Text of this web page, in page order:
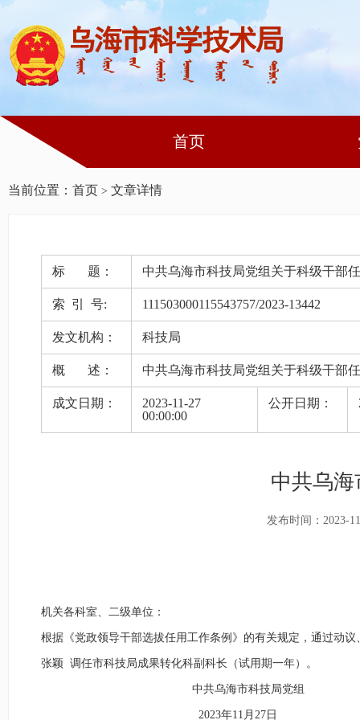
首页
当前位置： 首页 > 文章详情
标 题： 中共乌海市科技局党组关于科级干部
索 引 号: 111503000115543757/2023-13442
发文机构： 科技局
概 述： 中共乌海市科技局党组关于科级干部
成文日期：
2023-11-27
00:00:00
公开日期：
中共乌
发布时间：2023-
机关各科室、二级单位 ：
根据《党政领导干部选拔任用工作条例》的有关规定，通过动
张颖 调任市科技局成果转化科副科长（试用期一年）。
中共乌海市科技局党组
2023年11月27日